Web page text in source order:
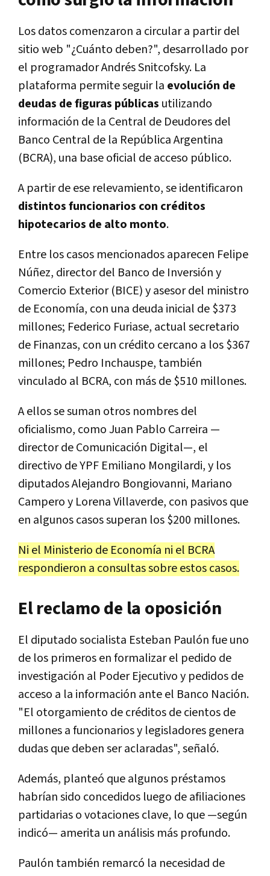
Los datos comenzaron a circular a partir del
sitio web "¿Cuánto deben?", desarrollado por
el programador Andrés Snitcofsky. La
plataforma permite seguir la evolución de
deudas de figuras públicas utilizando
información de la Central de Deudores del
Banco Central de la República Argentina
(BCRA), una base oficial de acceso público.
A partir de ese relevamiento, se identificaron
distintos funcionarios con créditos
hipotecarios de alto monto.
Entre los casos mencionados aparecen Felipe
Núñez, director del Banco de Inversión y
Comercio Exterior (BICE) y asesor del ministro
de Economía, con una deuda inicial de $373
millones; Federico Furiase, actual secretario
de Finanzas, con un crédito cercano a los $367
millones; Pedro Inchauspe, también
vinculado al BCRA, con más de $510 millones.
A ellos se suman otros nombres del
oficialismo, como Juan Pablo Carreira —
director de Comunicación Digital—, el
directivo de YPF Emiliano Mongilardi, y los
diputados Alejandro Bongiovanni, Mariano
Campero y Lorena Villaverde, con pasivos que
en algunos casos superan los $200 millones.
Ni el Ministerio de Economía ni el BCRA
respondieron a consultas sobre estos casos.
El reclamo de la oposición
El diputado socialista Esteban Paulón fue uno
de los primeros en formalizar el pedido de
investigación al Poder Ejecutivo y pedidos de
acceso a la información ante el Banco Nación.
"El otorgamiento de créditos de cientos de
millones a funcionarios y legisladores genera
dudas que deben ser aclaradas", señaló.
Además, planteó que algunos préstamos
habrían sido concedidos luego de afiliaciones
partidarias o votaciones clave, lo que —según
indicó— amerita un análisis más profundo.
Paulón también remarcó la necesidad de